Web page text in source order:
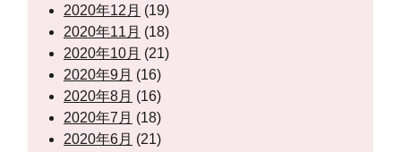
2020年12月 (19)
2020年11月 (18)
2020年10月 (21)
2020年9月 (16)
2020年8月 (16)
2020年7月 (18)
2020年6月 (21)